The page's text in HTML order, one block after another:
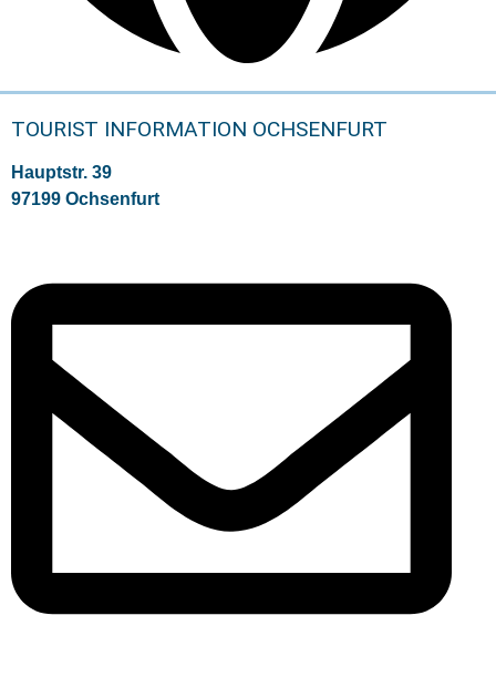
TOURIST INFORMATION OCHSENFURT
Hauptstr. 39
97199 Ochsenfurt